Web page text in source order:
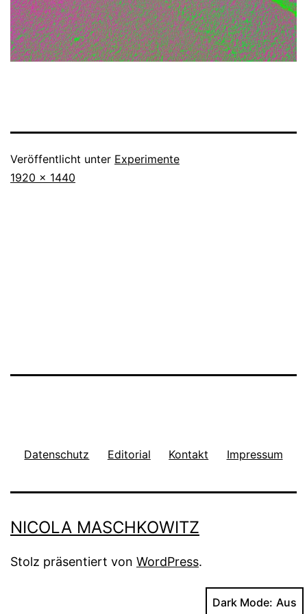
Veröffentlicht unter Experimente
Originalgröße
1920 × 1440
Datenschutz Editorial Kontakt Impressum
NICOLA MASCHKOWITZ
Stolz präsentiert von WordPress.
Dark Mode: